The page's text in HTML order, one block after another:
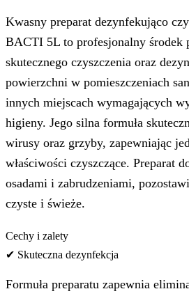
Kwasny preparat dezynfekująco
BACTI 5L to profesjonalny środek
skutecznego czyszczenia oraz
powierzchni w pomieszczeniach
innych miejscach wymagających
higieny. Jego silna formuła
wirusy oraz grzyby, zapewniając
właściwości czyszczące. Preparat
osadami i zabrudzeniami,
czyste i świeże.
Cechy i zalety
✔ Skuteczna dezynfekcja
Formuła preparatu zapewnia